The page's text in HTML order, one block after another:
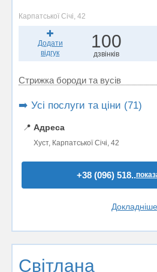
Карпатської Січі, 42
Додати
відгук
100
дзвінків
Стрижка бороди та вусів
➡️ Усі послуги та ціни (71)
📍 Адреса
Хуст, Карпатської Січі, 42
+38 (096) 518..
Докладніше
Світлана